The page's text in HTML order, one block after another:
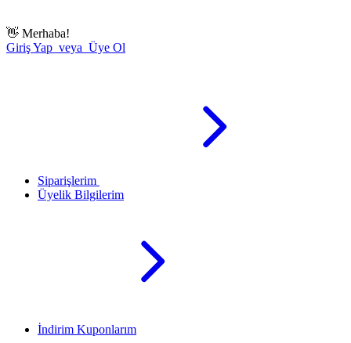
👋 Merhaba!
Giriş Yap veya Üye Ol
Siparişlerim
Üyelik Bilgilerim
İndirim Kuponlarım